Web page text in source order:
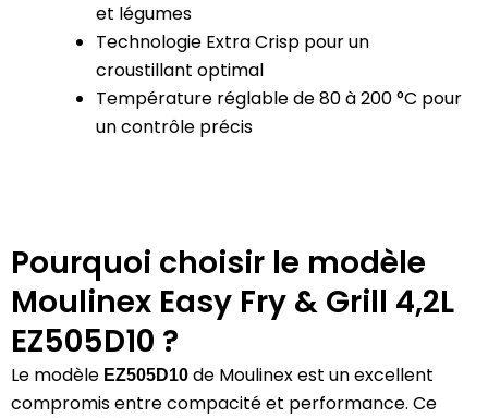
et légumes
Technologie Extra Crisp pour un
croustillant optimal
Température réglable de 80 à 200 °C pour
un contrôle précis
Pourquoi choisir le modèle
Moulinex Easy Fry & Grill 4,2L
EZ505D10 ?
Le modèle EZ505D10 de Moulinex est un excellent
compromis entre compacité et performance. Ce